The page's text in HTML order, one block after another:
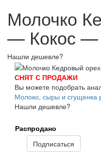
Молочко
— Кокос
Нашли дешевле?
СНЯТ С ПРОДАЖИ
Вы можете подобрать
Молоко, сыры и сгущенка
Нашли дешевле?
Распродано
Подписаться